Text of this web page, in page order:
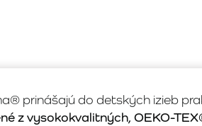
prinášajú do detských izieb
z vysokokvalitných, OEKO-